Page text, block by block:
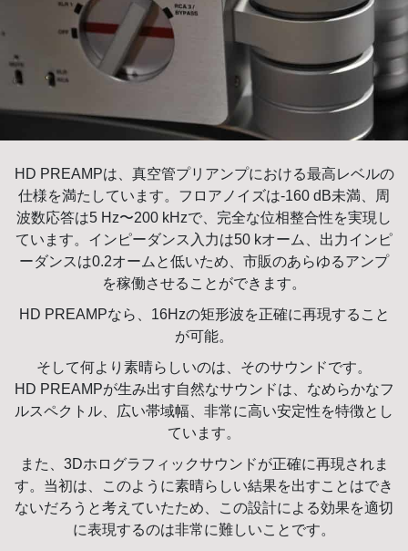
HD PREAMPは、真空管プリアンプにおける最高レベルの
仕様を満たしています。フロアノイズは-160 dB未満、周
波数応答は5 Hz〜200 kHzで、完全な位相整合性を実現し
ています。インピーダンス入力は50 kオーム、出力インピ
ーダンスは0.2オームと低いため、市販のあらゆるアンプ
を稼働させることができます。
HD PREAMPなら、16Hzの矩形波を正確に再現すること
が可能。
そして何より素晴らしいのは、そのサウンドです。
HD PREAMPが生み出す自然なサウンドは、なめらかなフ
ルスペクトル、広い帯域幅、非常に高い安定性を特徴とし
ています。
また、3Dホログラフィックサウンドが正確に再現されま
す。当初は、このように素晴らしい結果を出すことはでき
ないだろうと考えていたため、この設計による効果を適切
に表現するのは非常に難しいことです。